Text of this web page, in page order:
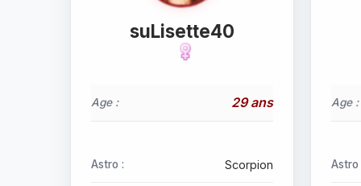
suLisette40
Age : 29 ans
Astro : Scorpion
Age :
Astro